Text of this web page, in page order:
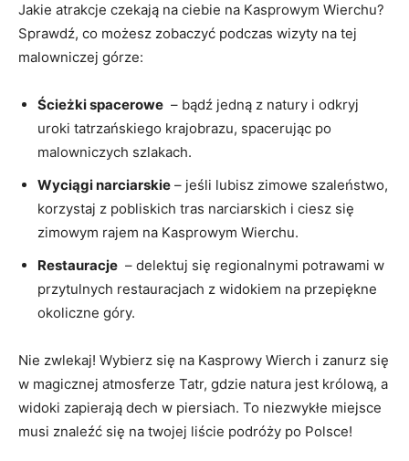
Jakie atrakcje czekają na ciebie ‍na Kasprowym ⁢Wierchu?
Sprawdź, co możesz zobaczyć podczas wizyty na tej
malowniczej górze:
Ścieżki‌ spacerowe ​ – ​bądź ​jedną z ‌natury i odkryj
uroki tatrzańskiego krajobrazu,⁢ spacerując po
malowniczych szlakach.
Wyciągi narciarskie – jeśli lubisz zimowe szaleństwo,
korzystaj z pobliskich tras‍ narciarskich i ciesz ⁢się
zimowym rajem na‍ Kasprowym Wierchu.
Restauracje ​ – delektuj się regionalnymi⁢ potrawami⁣ w
przytulnych restauracjach ⁤z widokiem na przepiękne
okoliczne góry.
Nie ‌zwlekaj! Wybierz się na Kasprowy Wierch i zanurz się
w‌ magicznej atmosferze Tatr, gdzie natura ⁣jest królową, a
widoki zapierają dech w piersiach. To niezwykłe miejsce
musi znaleźć się na twojej liście podróży⁣ po Polsce!